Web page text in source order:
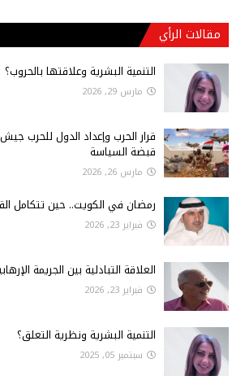
مقالات الرأي
التنمية البشرية وعلاقتها بالحروب؟
مارس 29, 2026
قرار الحرب وإعداد الدول للحرب
قبضة السياسة
مارس 26, 2026
رمضان في الكويت.. حين تتكامل
فبراير 23, 2026
العلاقة التبادلية بين الجريمة
فبراير 23, 2026
التنمية البشرية ونظرية التعلق؟
سبتمبر 05, 2025